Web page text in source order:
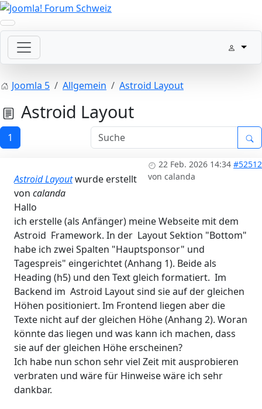
Joomla 5 Allgemein Astroid Layout
Astroid Layout
1
22 Feb. 2026 14:34 #52512
von calanda
Astroid Layoutwurde erstellt
von calanda
Hallo
ich erstelle (als Anfänger) meine Webseite mit dem
Astroid Framework. In der Layout Sektion "Bottom"
habe ich zwei Spalten "Hauptsponsor" und
Tagespreis" eingerichtet (Anhang 1). Beide als
Heading (h5) und den Text gleich formatiert. Im
Backend im Astroid Layout sind sie auf der gleichen
Höhen positioniert. Im Frontend liegen aber die
Texte nicht auf der gleichen Höhe (Anhang 2). Woran
könnte das liegen und was kann ich machen, dass
sie auf der gleichen Höhe erscheinen?
Ich habe nun schon sehr viel Zeit mit ausprobieren
verbraten und wäre für Hinweise wäre ich sehr
dankbar.